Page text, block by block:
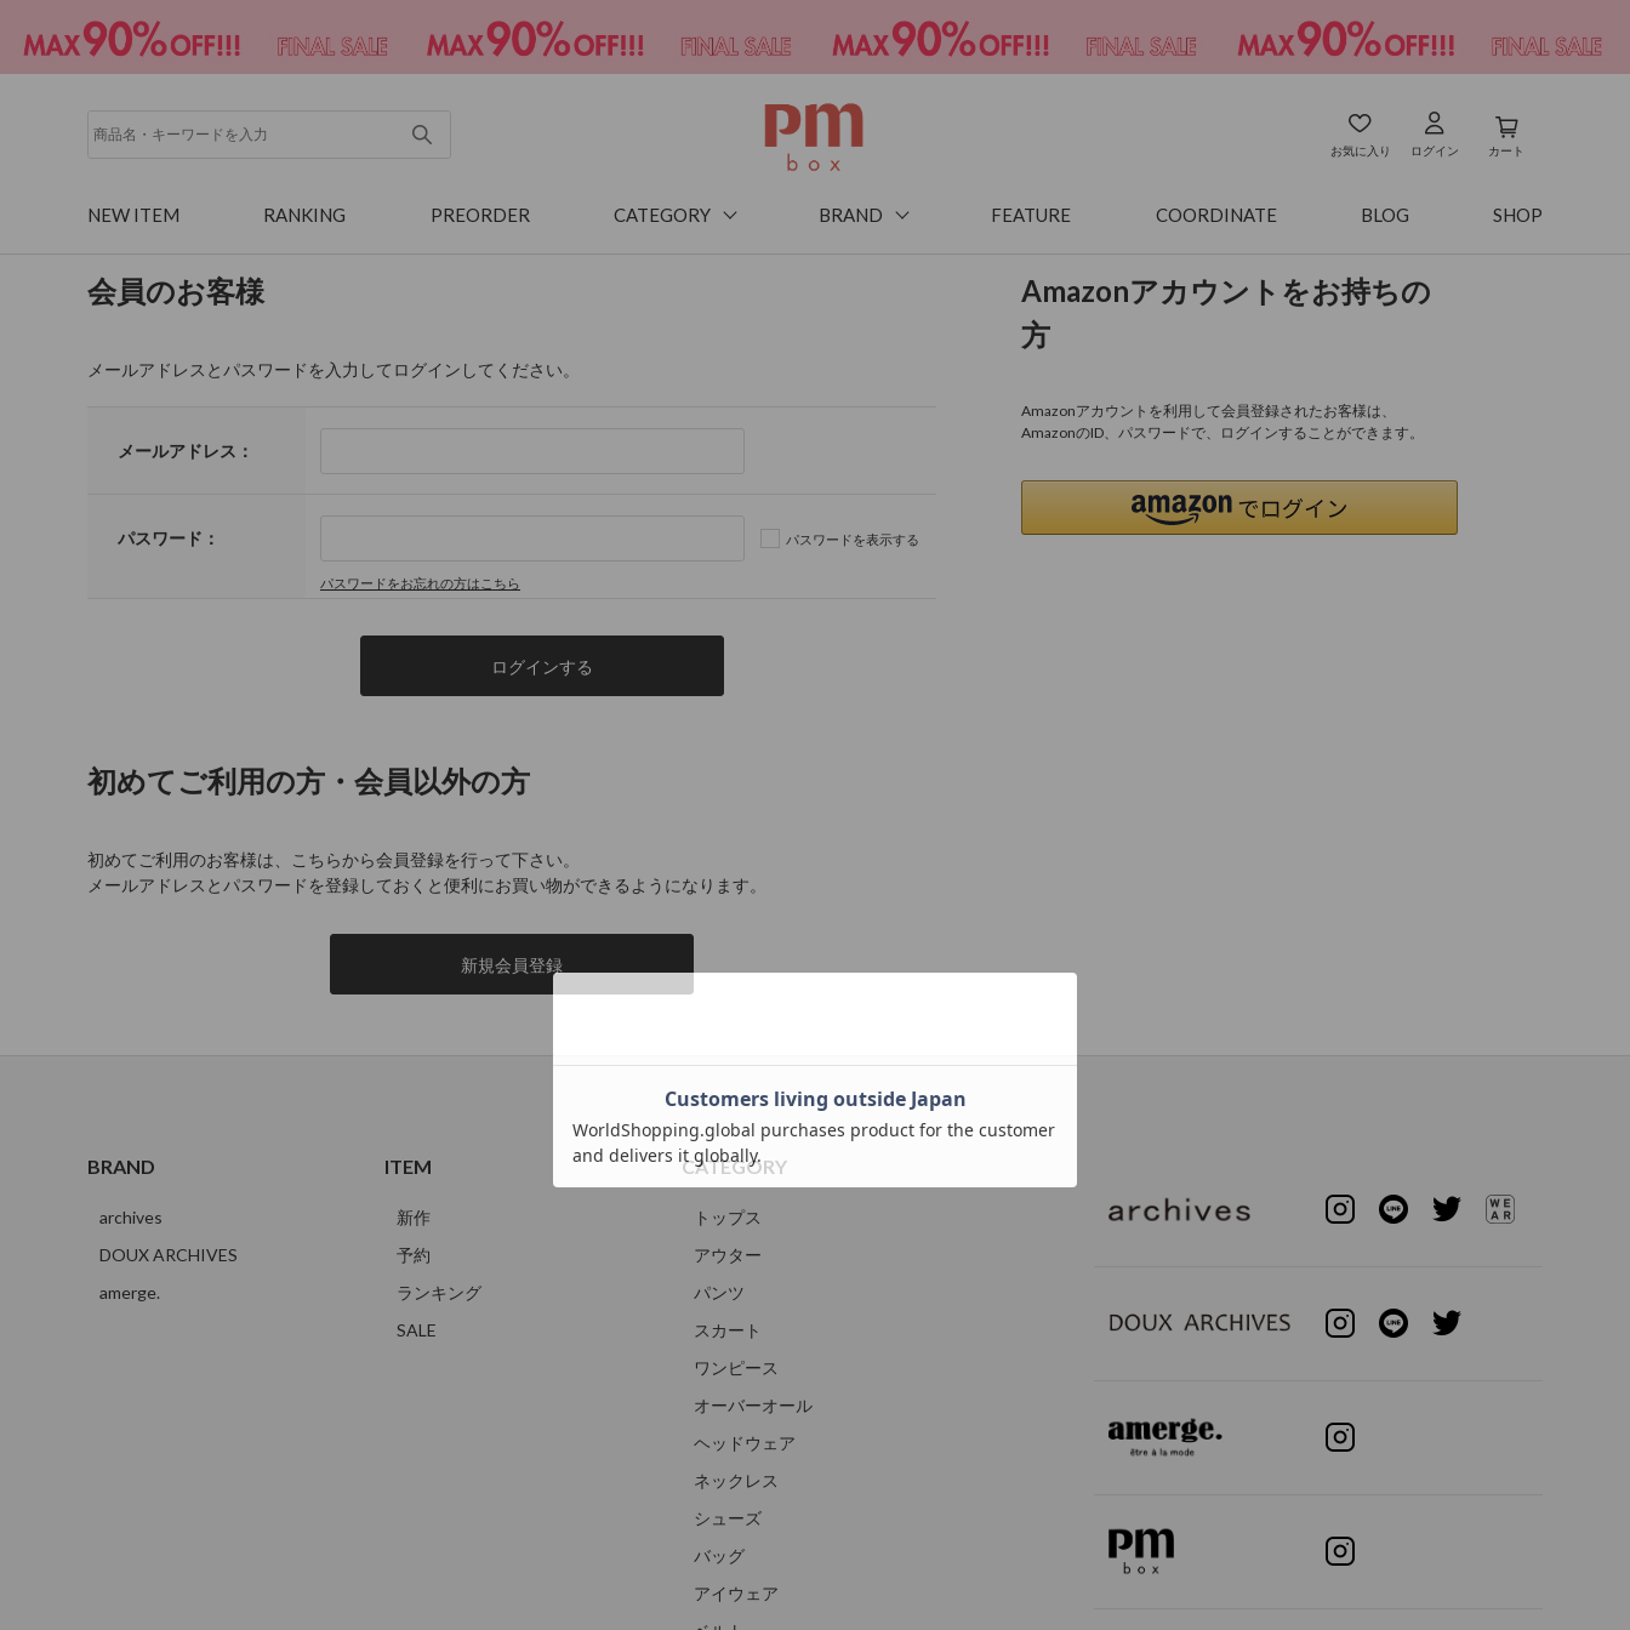
お気に入り ログイン カート
NEW ITEM RANKING PREORDER CATEGORY BRAND FEATURE COORDINATE BLOG SHOP
会員のお客様
メールアドレスとパスワードを入力してログインしてください。
メールアドレス：
パスワード： パスワードを表示する
パスワードをお忘れの方はこちら
Amazonアカウントをお持ちの
方
Amazonアカウントを利用して会員登録されたお客様は、
AmazonのID、パスワードで、ログインすることができます。
初めてご利用の方・会員以外の方
初めてご利用のお客様は、こちらから会員登録を行って下さい。
メールアドレスとパスワードを登録しておくと便利にお買い物ができるようになります。
BRAND
archives
DOUX ARCHIVES
amerge.
ITEM
新作
予約
ランキング
SALE
CATEGORY
トップス
アウター
パンツ
スカート
ワンピース
オーバーオール
ヘッドウェア
ネックレス
シューズ
バッグ
アイウェア